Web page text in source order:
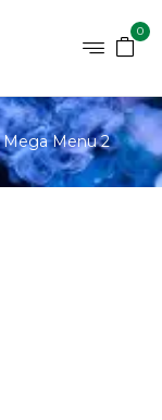
0
Mega Menu 2